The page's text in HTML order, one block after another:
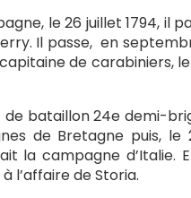
le 26 juillet 1794, il
Il passe, en
de carabiniers,
de bataillon 24e demi-
de Bretagne puis,
la campagne
l’affaire de Storia.